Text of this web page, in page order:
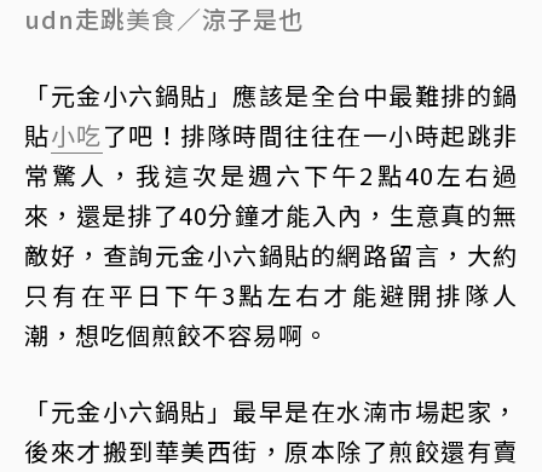
udn走跳美食／涼子是也
「元金小六鍋貼」應該是全台中最難排的鍋
貼小吃了吧！排隊時間往往在一小時起跳非
常驚人，我這次是週六下午2點40左右過
來，還是排了40分鐘才能入內，生意真的無
敵好，查詢元金小六鍋貼的網路留言，大約
只有在平日下午3點左右才能避開排隊人
潮，想吃個煎餃不容易啊。
「元金小六鍋貼」最早是在水湳市場起家，
後來才搬到華美西街，原本除了煎餃還有賣